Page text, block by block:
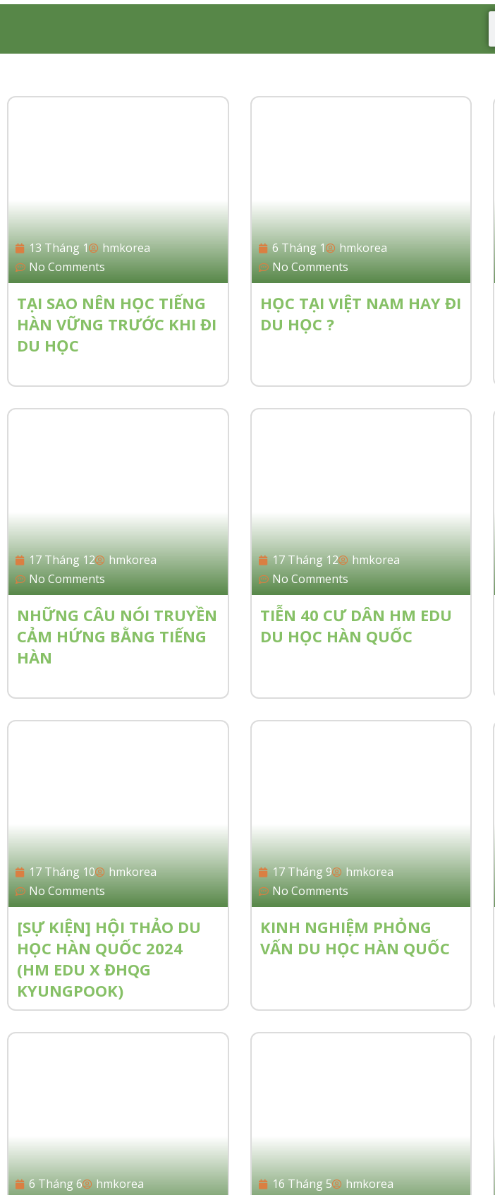
13 Tháng 1
hmkorea
No Comments
TẠI SAO NÊN HỌC TIẾNG
HÀN VỮNG TRƯỚC KHI ĐI
DU HỌC
6 Tháng 1
hmkorea
No Comments
HỌC TẠI VIỆT NAM HAY ĐI
DU HỌC ?
17 Tháng 12
hmkorea
No Comments
NHỮNG CÂU NÓI TRUYỀN
CẢM HỨNG BẰNG TIẾNG
HÀN
17 Tháng 12
hmkorea
No Comments
TIỄN 40 CƯ DÂN HM EDU
DU HỌC HÀN QUỐC
17 Tháng 10
hmkorea
No Comments
[SỰ KIỆN] HỘI THẢO DU
HỌC HÀN QUỐC 2024
(HM EDU X ĐHQG
KYUNGPOOK)
17 Tháng 9
hmkorea
No Comments
KINH NGHIỆM PHỎNG
VẤN DU HỌC HÀN QUỐC
6 Tháng 6
hmkorea
16 Tháng 5
hmkorea